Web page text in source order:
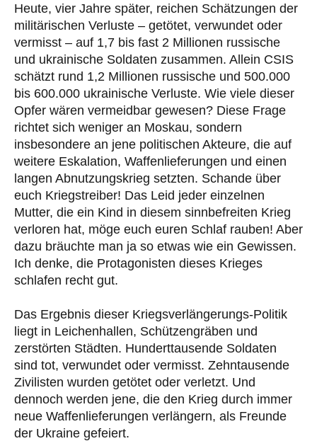
Heute, vier Jahre später, reichen Schätzungen der
militärischen Verluste – getötet, verwundet oder
vermisst – auf 1,7 bis fast 2 Millionen russische
und ukrainische Soldaten zusammen. Allein CSIS
schätzt rund 1,2 Millionen russische und 500.000
bis 600.000 ukrainische Verluste. Wie viele dieser
Opfer wären vermeidbar gewesen? Diese Frage
richtet sich weniger an Moskau, sondern
insbesondere an jene politischen Akteure, die auf
weitere Eskalation, Waffenlieferungen und einen
langen Abnutzungskrieg setzten. Schande über
euch Kriegstreiber! Das Leid jeder einzelnen
Mutter, die ein Kind in diesem sinnbefreiten Krieg
verloren hat, möge euch euren Schlaf rauben! Aber
dazu bräuchte man ja so etwas wie ein Gewissen.
Ich denke, die Protagonisten dieses Krieges
schlafen recht gut.
Das Ergebnis dieser Kriegsverlängerungs-Politik
liegt in Leichenhallen, Schützengräben und
zerstörten Städten. Hunderttausende Soldaten
sind tot, verwundet oder vermisst. Zehntausende
Zivilisten wurden getötet oder verletzt. Und
dennoch werden jene, die den Krieg durch immer
neue Waffenlieferungen verlängern, als Freunde
der Ukraine gefeiert.